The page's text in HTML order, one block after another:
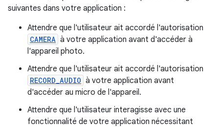
suivantes dans votre application :
Attendre que l'utilisateur ait accordé l'autorisation
CAMERA à votre application avant d'accéder à
l'appareil photo.
Attendre que l'utilisateur ait accordé l'autorisation
RECORD_AUDIO à votre application avant
d'accéder au micro de l'appareil.
Attendre que l'utilisateur interagisse avec une
fonctionnalité de votre application nécessitant